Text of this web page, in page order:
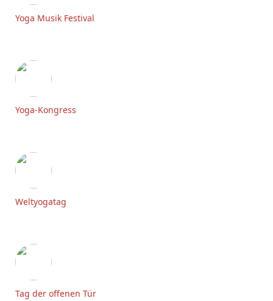
Yoga Musik Festival
Yoga-Kongress
Weltyogatag
Tag der offenen Tür